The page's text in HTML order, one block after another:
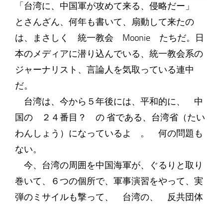
「台湾に、中国軍が攻めて来る、侵略だー」
とさんざん、何年も書いて、扇動して来たの
は、まさしく 統一教会 Moonie たちだ。日
本のメディアに潜り込んでいる、統一教会系の
ジャーナリスト、言論人を気取っている連中
だ。
台湾は、今から５年後には、平和的に、 中
国の ２４番目？ の 省である、台湾省（たい
わんしょう）になっているよ 。 何の問題も
ない。
今、台湾の周囲を中国海軍が、ぐるりと取り
巻いて、６つの個所で、軍事演習をやって、実
弾のミサイルも撃って、 台湾の、 反共団体